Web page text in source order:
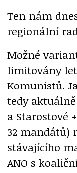
Ten nám
regionální
Možné
limitovány
Komunistů.
tedy
a Starostové
32 mandátů)
stávajícího
ANO s